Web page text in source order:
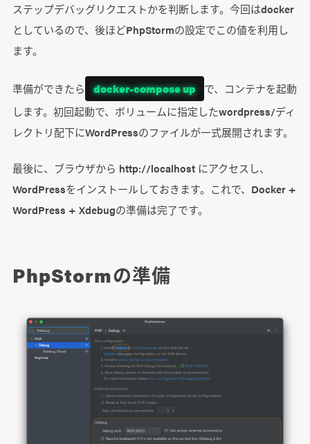
ステップデバッグリクエストかを判断します。今回はdocker
としているので、後ほどPhpStormの設定でこの値を利用し
ます。
準備ができたら docker-compose up
で、コンテナを起動
します。初回起動で、ボリュームに指定したwordpress/ディ
レクトリ配下にWordPressのファイルが一式展開されます。
最後に、ブラウザから http://localhost にアクセスし、
WordPressをインストールしておきます。これで、Docker +
WordPress + Xdebugの準備は完了です。
PhpStormの準備